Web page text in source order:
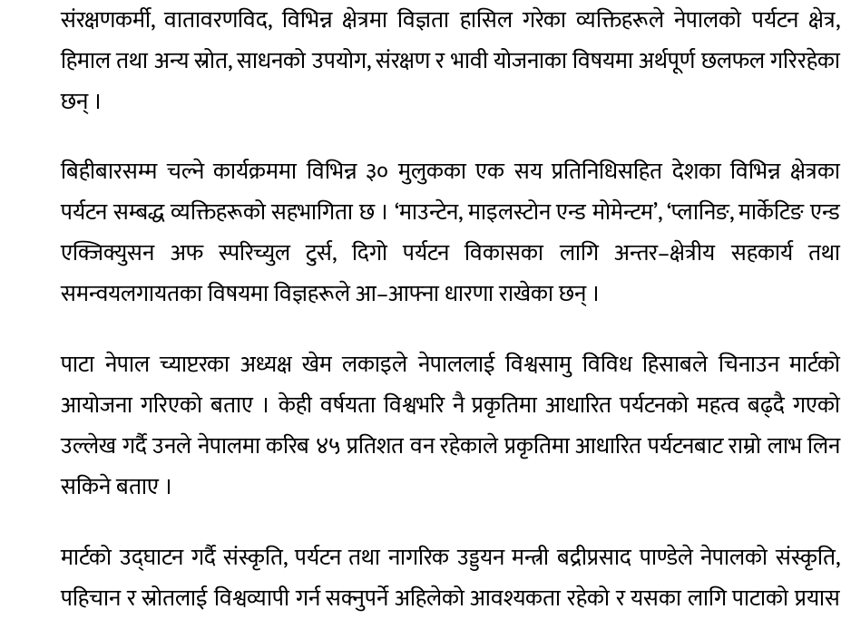
संरक्षणकर्मी, वातावरणविद, विभिन्न क्षेत्रमा विज्ञता हासिल गरेका व्यक्तिहरूले नेपालको पर्यटन क्षेत्र,
हिमाल तथा अन्य स्रोत, साधनको उपयोग, संरक्षण र भावी योजनाका विषयमा अर्थपूर्ण छलफल गरिरहेका
छन् ।
बिहीबारसम्म चल्ने कार्यक्रममा विभिन्न ३० मुलुकका एक सय प्रतिनिधिसहित देशका विभिन्न क्षेत्रका
पर्यटन सम्बद्ध व्यक्तिहरूको सहभागिता छ । ‘माउन्टेन, माइलस्टोन एन्ड मोमेन्टम’, ‘प्लानिङ, मार्केटिङ एन्ड
एक्जिक्युसन अफ स्परिच्युल टुर्स, दिगो पर्यटन विकासका लागि अन्तर–क्षेत्रीय सहकार्य तथा
समन्वयलगायतका विषयमा विज्ञहरूले आ–आफ्ना धारणा राखेका छन् ।
पाटा नेपाल च्याप्टरका अध्यक्ष खेम लकाइले नेपाललाई विश्वसामु विविध हिसाबले चिनाउन मार्टको
आयोजना गरिएको बताए । केही वर्षयता विश्वभरि नै प्रकृतिमा आधारित पर्यटनको महत्व बढ्दै गएको
उल्लेख गर्दै उनले नेपालमा करिब ४५ प्रतिशत वन रहेकाले प्रकृतिमा आधारित पर्यटनबाट राम्रो लाभ लिन
सकिने बताए ।
मार्टको उद्घाटन गर्दै संस्कृति, पर्यटन तथा नागरिक उड्डयन मन्त्री बद्रीप्रसाद पाण्डेले नेपालको संस्कृति,
पहिचान र स्रोतलाई विश्वव्यापी गर्न सक्नुपर्ने अहिलेको आवश्यकता रहेको र यसका लागि पाटाको प्रयास